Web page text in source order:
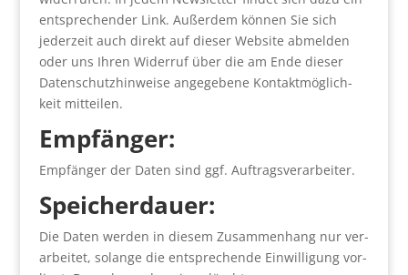
ent­spre­chen­der Link. Außer­dem kön­nen Sie sich
jeder­zeit auch direkt auf die­ser Web­site abmel­den
oder uns Ihren Wider­ruf über die am Ende die­ser
Daten­schutz­hin­wei­se ange­ge­be­ne Kon­takt­mög­lich­
keit mit­tei­len.
Emp­fän­ger:
Emp­fän­ger der Daten sind ggf. Auf­trags­ver­ar­bei­ter.
Spei­cher­dau­er:
Die Daten wer­den in die­sem Zusam­men­hang nur ver­
ar­bei­tet, solan­ge die ent­spre­chen­de Ein­wil­li­gung vor­